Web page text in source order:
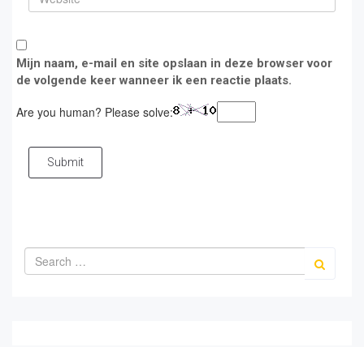
Mijn naam, e-mail en site opslaan in deze browser voor
de volgende keer wanneer ik een reactie plaats.
Are you human? Please solve:
Submit